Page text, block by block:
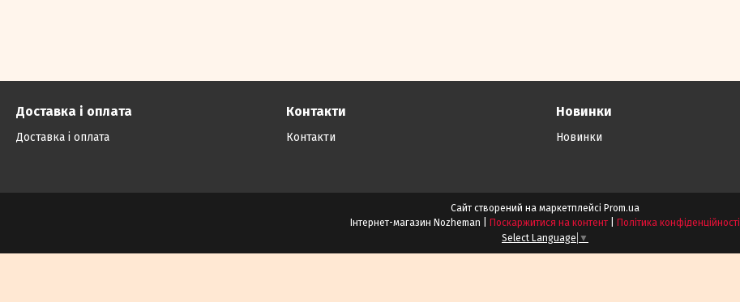
Доставка і оплата
Доставка і оплата
Контакти
Контакти
Новинки
Новинки
Сайт створений на маркетплейсі Prom.ua
Поскаржитися на контент
Політика конфіденційності
Select Language ▼